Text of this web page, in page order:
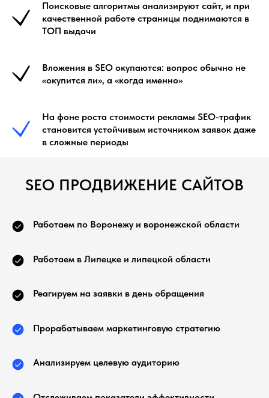
Поисковые алгоритмы анализируют сайт, и при
качественной работе страницы поднимаются в
ТОП выдачи
Вложения в SEO окупаются: вопрос обычно не
«окупится ли», а «когда именно»
На фоне роста стоимости рекламы SEO-трафик
становится устойчивым источником заявок даже
в сложные периоды
SEO ПРОДВИЖЕНИЕ САЙТОВ
Работаем по Воронежу и воронежской области
Работаем в Липецке и липецкой области
Реагируем на заявки в день обращения
Прорабатываем маркетинговую стратегию
Анализируем целевую аудиторию